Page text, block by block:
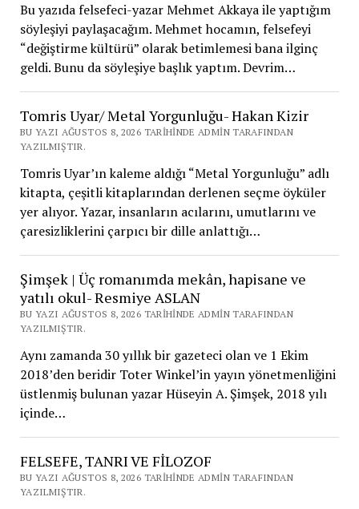
Bu yazıda felsefeci-yazar Mehmet Akkaya ile yaptığım
söyleşiyi paylaşacağım. Mehmet hocamın, felsefeyi
“değiştirme kültürü” olarak betimlemesi bana ilginç
geldi. Bunu da söyleşiye başlık yaptım. Devrim…
Tomris Uyar/ Metal Yorgunluğu- Hakan Kizir
BU YAZI AĞUSTOS 8, 2026 TARIHINDE ADMIN TARAFINDAN
YAZILMIŞTIR.
Tomris Uyar’ın kaleme aldığı “Metal Yorgunluğu” adlı
kitapta, çeşitli kitaplarından derlenen seçme öyküler
yer alıyor. Yazar, insanların acılarını, umutlarını ve
çaresizliklerini çarpıcı bir dille anlattığı…
Şimşek | Üç romanımda mekân, hapisane ve
yatılı okul- Resmiye ASLAN
BU YAZI AĞUSTOS 8, 2026 TARIHINDE ADMIN TARAFINDAN
YAZILMIŞTIR.
Aynı zamanda 30 yıllık bir gazeteci olan ve 1 Ekim
2018’den beridir Toter Winkel’in yayın yönetmenliğini
üstlenmiş bulunan yazar Hüseyin A. Şimşek, 2018 yılı
içinde…
FELSEFE, TANRI VE FİLOZOF
BU YAZI AĞUSTOS 8, 2026 TARIHINDE ADMIN TARAFINDAN
YAZILMIŞTIR.